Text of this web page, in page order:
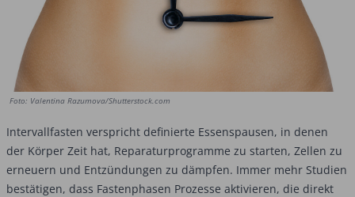
Foto: Valentina Razumova/Shutterstock.com
Intervallfasten verspricht definierte Essenspausen, in denen
der Körper Zeit hat, Reparaturprogramme zu starten, Zellen zu
erneuern und Entzündungen zu dämpfen. Immer mehr Studien
bestätigen, dass Fastenphasen Prozesse aktivieren, die direkt